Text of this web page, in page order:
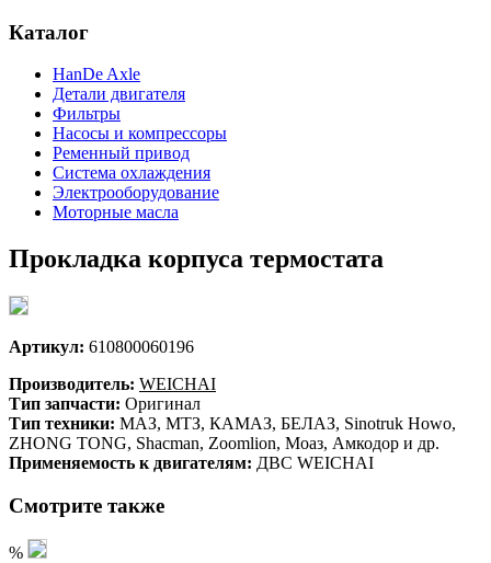
Каталог
HanDe Axle
Детали двигателя
Фильтры
Насосы и компрессоры
Ременный привод
Система охлаждения
Электрооборудование
Моторные масла
Прокладка корпуса термостата
Артикул: 610800060196
Производитель: WEICHAI
Тип запчасти: Оригинал
Тип техники: МАЗ, МТЗ, КАМАЗ, БЕЛАЗ, Sinotruk Howo,
ZHONG TONG, Shacman, Zoomlion, Моаз, Амкодор и др.
Применяемость к двигателям: ДВС WEICHAI
Смотрите также
%